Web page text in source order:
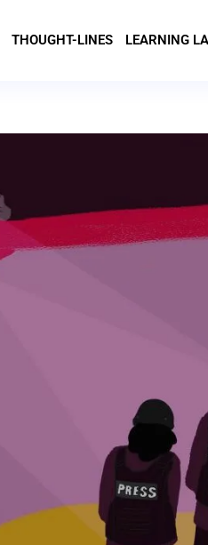
THOUGHT-LINES LEARNING